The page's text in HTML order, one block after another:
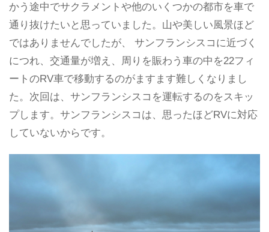
かう途中でサクラメントや他のいくつかの都市を車で
通り抜けたいと思っていました。山や美しい風景ほど
ではありませんでしたが、 サンフランシスコに近づく
につれ、交通量が増え、周りを賑わう車の中を22フィ
ートのRV車で移動するのがますます難しくなりまし
た。次回は、サンフランシスコを運転するのをスキッ
プします。サンフランシスコは、思ったほどRVに対応
していないからです。